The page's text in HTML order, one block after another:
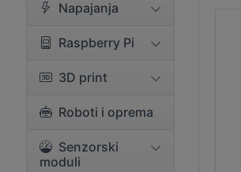
Napajanja
Raspberry Pi
3D print
Roboti i oprema
Senzorski
moduli